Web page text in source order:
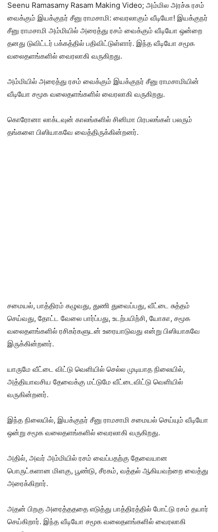
Seenu Ramasamy Rasam Making Video; அம்மில அரச்சு ரசம்
வைக்கும் இயக்குநர் சீனு ராமசாமி: வைரலாகும் வீடியோ! இயக்குநர்
சீனு ராமசாமி அம்மியில் அரைத்து ரசம் வைக்கும் வீடியோ ஒன்றை
தனது டுவிட்டர் பக்கத்தில் பதிவிட்டுள்ளார். இந்த வீடியோ சமூக
வலைதளங்களில் வைரலாகி வருகிறது.
அம்மியில் அரைத்து ரசம் வைக்கும் இயக்குநர் சீனு ராமசாமியின்
வீடியோ சமூக வலைதளங்களில் வைரலாகி வருகிறது.
கொரோனா லாக்டவுன் காலங்களில் சினிமா பிரபலங்கள் பலரும்
தங்களை பிஸியாகவே வைத்திருக்கின்றனர்.
சமையல், பாத்திரம் கழுவது, துணி துவைப்பது, வீட்டை சுத்தம்
செய்வது, தோட்ட வேலை பார்ப்பது, உடற்பயிற்சி, யோகா, சமூக
வலைதளங்களில் ரசிகர்களுடன் உரையாடுவது என்று பிஸியாகவே
இருக்கின்றனர்.
யாருமே வீட்டை விட்டு வெளியில் செல்ல முடியாத நிலையில்,
அத்தியாவசிய தேவைக்கு மட்டுமே வீட்டைவிட்டு வெளியில்
வருகின்றனர்.
இந்த நிலையில், இயக்குநர் சீனு ராமசாமி சமையல் செய்யும் வீடியோ
ஒன்று சமூக வலைதளங்களில் வைரலாகி வருகிறது.
அதில், அவர் அம்மியில் ரசம் வைப்பதற்கு தேவையான
பொருட்களான மிளகு, பூண்டு, சீரகம், வத்தல் ஆகியவற்றை வைத்து
அரைக்கிறார்.
அதன் பிறகு அரைத்தததை எடுத்து பாத்திரத்தில் போட்டு ரசம் தயார்
செய்கிறார். இந்த வீடியோ சமூக வலைதளங்களில் வைரலாகி